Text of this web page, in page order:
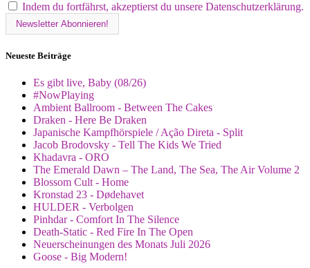
Indem du fortfährst, akzeptierst du unsere Datenschutzerklärung.
Neueste Beiträge
Es gibt live, Baby (08/26)
#NowPlaying
Ambient Ballroom - Between The Cakes
Draken - Here Be Draken
Japanische Kampfhörspiele / Ação Direta - Split
Jacob Brodovsky - Tell The Kids We Tried
Khadavra - ORO
The Emerald Dawn – The Land, The Sea, The Air Volume 2
Blossom Cult - Home
Kronstad 23 - Dødehavet
HULDER - Verbolgen
Pinhdar - Comfort In The Silence
Death-Static - Red Fire In The Open
Neuerscheinungen des Monats Juli 2026
Goose - Big Modern!